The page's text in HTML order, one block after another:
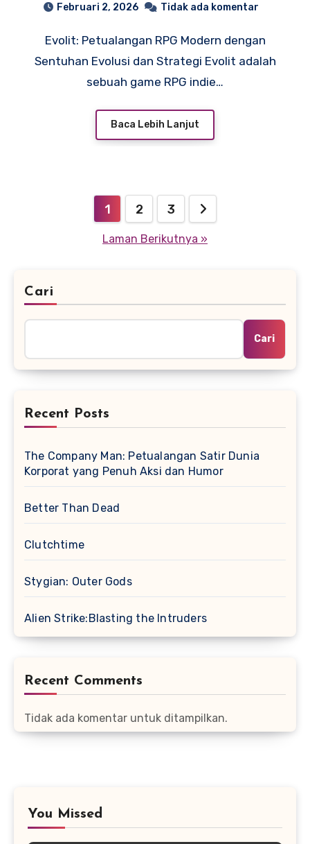
Februari 2, 2026 Tidak ada komentar
Evolit: Petualangan RPG Modern dengan
Sentuhan Evolusi dan Strategi Evolit adalah
sebuah game RPG indie…
Baca Lebih Lanjut
1 2 3
Laman Berikutnya »
Cari
Cari
Recent Posts
The Company Man: Petualangan Satir Dunia
Korporat yang Penuh Aksi dan Humor
Better Than Dead
Clutchtime
Stygian: Outer Gods
Alien Strike:Blasting the Intruders
Recent Comments
Tidak ada komentar untuk ditampilkan.
You Missed